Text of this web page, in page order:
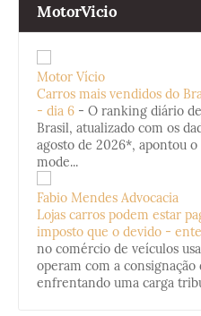
MotorVicio
Motor Vício
Carros mais vendidos do
- dia 6 - O ranking diário
Brasil, atualizado com os
agosto de 2026*, apontou
mode...
Fabio Mendes Advocacia
Lojas carros podem estar
imposto que o devido -
no comércio de veículos
operam com a
enfrentando uma carga